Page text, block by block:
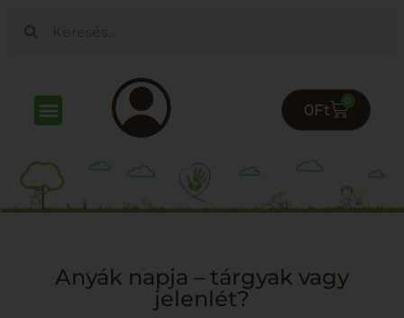
0Ft 0
Anyák napja – tárgyak vagy
jelenlét?